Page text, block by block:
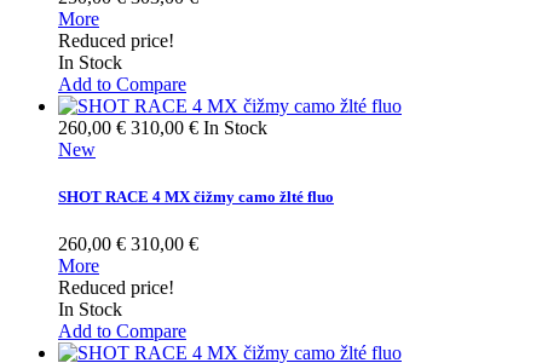
More
Reduced price!
In Stock
Add to Compare
260,00 € 310,00 € In Stock
New
SHOT RACE 4 MX čižmy camo žlté fluo
260,00 € 310,00 €
More
Reduced price!
In Stock
Add to Compare